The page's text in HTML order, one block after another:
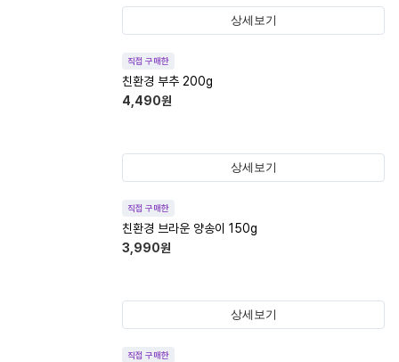
상세보기
직접 구매한
친환경 부추 200g
4,490원
상세보기
직접 구매한
친환경 브라운 양송이 150g
3,990원
상세보기
직접 구매한